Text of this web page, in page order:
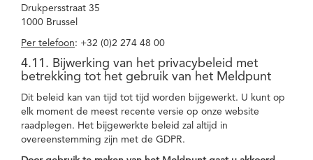
Drukpersstraat 35
1000 Brussel
Per telefoon: +32 (0)2 274 48 00
4.11. Bijwerking van het privacybeleid met
betrekking tot het gebruik van het Meldpunt
Dit beleid kan van tijd tot tijd worden bijgewerkt. U kunt op
elk moment de meest recente versie op onze website
raadplegen. Het bijgewerkte beleid zal altijd in
overeenstemming zijn met de GDPR.